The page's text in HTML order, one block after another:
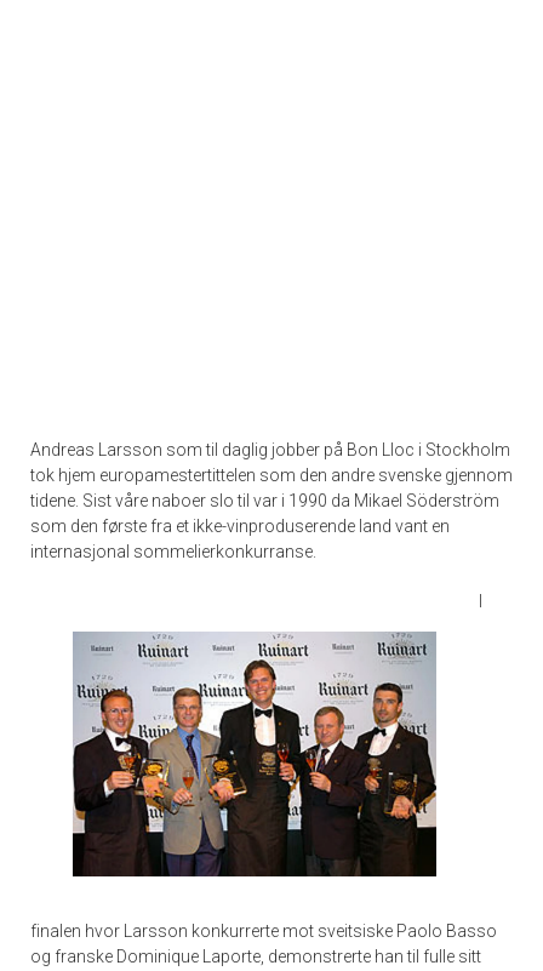
Andreas Larsson som til daglig jobber på Bon Lloc i Stockholm
tok hjem europamestertittelen som den andre svenske gjennom
tidene. Sist våre naboer slo til var i 1990 da Mikael Söderström
som den første fra et ikke-vinproduserende land vant en
internasjonal sommelierkonkurranse.
finalen hvor Larsson konkurrerte mot sveitsiske Paolo Basso
og franske Dominique Laporte, demonstrerte han til fulle sitt